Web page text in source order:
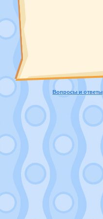
Вопросы и ответы